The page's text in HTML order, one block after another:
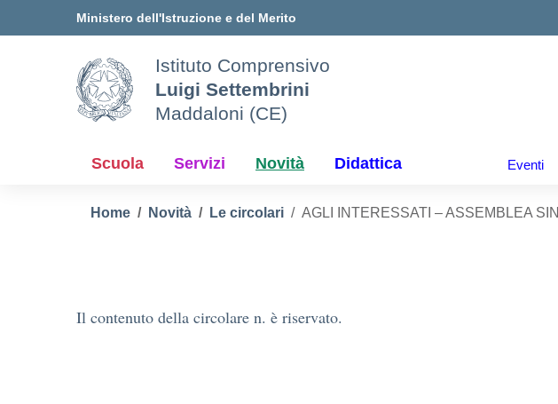
Vai ai contenuti
Vai al menu di navigazioneMinistero dell'Istruzione e del Merito
Istituto Comprensivo
Luigi Settembrini
Maddaloni (CE)
Scuola Servizi Novità Didattica Eventi
Home Novità Le circolari AGLI INTERESSATI – ASSEMBLEA
Il contenuto della circolare n. è riservato.